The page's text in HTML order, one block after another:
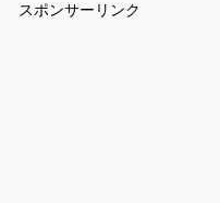
スポンサーリンク